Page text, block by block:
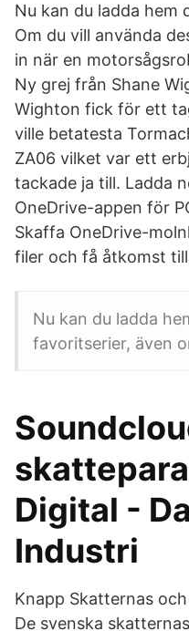
Nu kan du ladda hem
Om du vill använda
in när en
Ny grej från Shane
Wighton fick för ett
ville betatesta
ZA06 vilket var ett
tackade ja till. Ladda
OneDrive-appen för
Skaffa OneDrive-
filer och få åtkomst
Nu kan du ladda
favoritserier, även
Digital -
Industri
Knapp Skatternas
De svenska